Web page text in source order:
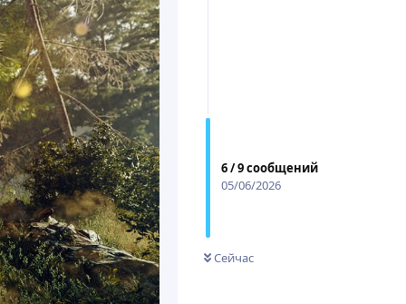
6/9сообщений
05/06/2026
Сейчас